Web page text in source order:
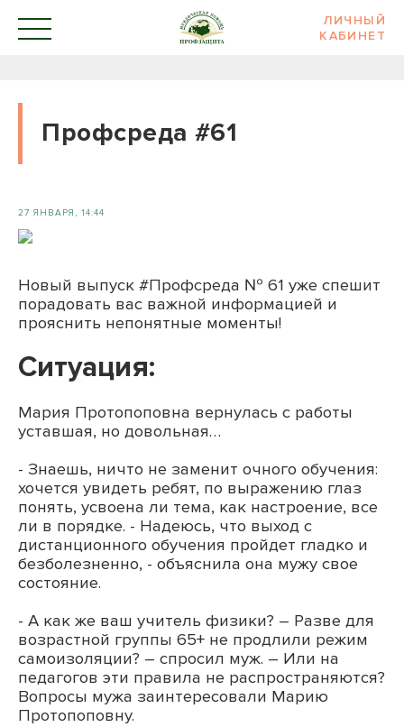
ЛИЧНЫЙ
КАБИНЕТ
Профсреда #61
27 ЯНВАРЯ, 14:44
Новый выпуск #Профсреда № 61 уже спешит
порадовать вас важной информацией и
прояснить непонятные моменты!
Ситуация:
Мария Протопоповна вернулась с работы
уставшая, но довольная…
- Знаешь, ничто не заменит очного обучения:
хочется увидеть ребят, по выражению глаз
понять, усвоена ли тема, как настроение, все
ли в порядке. - Надеюсь, что выход с
дистанционного обучения пройдет гладко и
безболезненно, - объяснила она мужу свое
состояние.
- А как же ваш учитель физики? – Разве для
возрастной группы 65+ не продлили режим
самоизоляции? – спросил муж. – Или на
педагогов эти правила не распространяются?
Вопросы мужа заинтересовали Марию
Протопоповну.